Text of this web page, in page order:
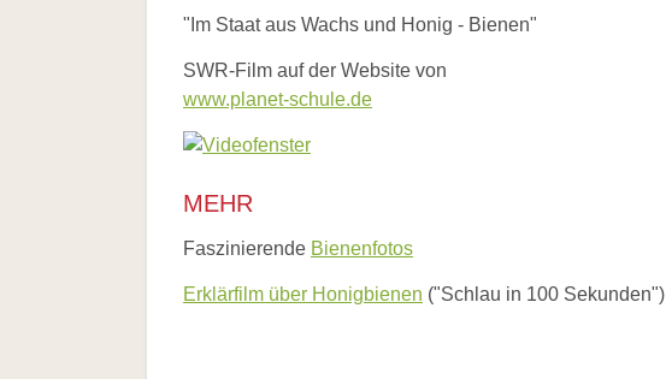
"Im Staat aus Wachs und Honig - Bienen"
SWR-Film auf der Website von
www.planet-schule.de
MEHR
Faszinierende Bienenfotos
Erklärfilm über Honigbienen ("Schlau in 100 Sekunden")